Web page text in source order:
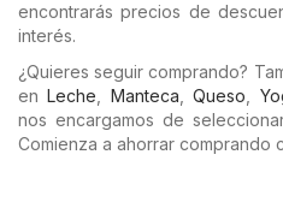
encontrarás precios de
interés.
¿Quieres seguir comprando?
enLeche Manteca ,Queso
nos encargamos de
Comienza a ahorrar comprando